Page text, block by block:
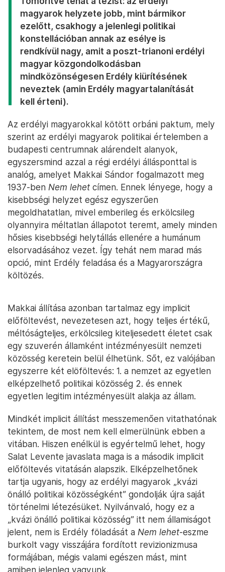
magyarok helyzete jobb, mint bármikor
ezelőtt, csakhogy a jelenlegi politikai
konstellációban annak az esélye is
rendkívül nagy, amit a poszt-trianoni erdélyi
magyar közgondolkodásban
mindközönségesen Erdély kiürítésének
neveztek (amin Erdély magyartalanítását
kell érteni).
Az erdélyi magyarokkal kötött orbáni paktum, mely
szerint az erdélyi magyarok politikai értelemben a
budapesti centrumnak alárendelt alanyok,
egyszersmind azzal a régi erdélyi állásponttal is
analóg, amelyet Makkai Sándor fogalmazott meg
1937-ben Nem lehet címen. Ennek lényege, hogy a
kisebbségi helyzet egész egyszerűen
megoldhatatlan, mivel emberileg és erkölcsileg
olyannyira méltatlan állapotot teremt, amely minden
hősies kisebbségi helytállás ellenére a humánum
elsorvadásához vezet. Így tehát nem marad más
opció, mint Erdély feladása és a Magyarországra
költözés.
Makkai állítása azonban tartalmaz egy implicit
előföltevést, nevezetesen azt, hogy teljes értékű,
méltóságteljes, erkölcsileg kiteljesedett életet csak
egy szuverén államként intézményesült nemzeti
közösség keretein belül élhetünk. Sőt, ez valójában
egyszerre két elöföltevés: 1. a nemzet az egyetlen
elképzelhető politikai közösség 2. és ennek
egyetlen legitim intézményesült alakja az állam.
Mindkét implicit állítást messzemenően vitathatónak
tekintem, de most nem kell elmerülnünk ebben a
vitában. Hiszen enélkül is egyértelmű lehet, hogy
Salat Levente javaslata maga is a második implicit
előföltevés vitatásán alapszik. Elképzelhetőnek
tartja ugyanis, hogy az erdélyi magyarok „kvázi
önálló politikai közösségként” gondolják újra saját
történelmi létezésüket. Nyilvánvaló, hogy ez a
„kvázi önálló politikai közösség” itt nem államiságot
jelent, nem is Erdély föladását a Nem lehet-eszme
burkolt vagy visszájára fordított revizionizmusa
formájában, mégis valami egészen mást, mint
amiben jelenleg vagyunk.